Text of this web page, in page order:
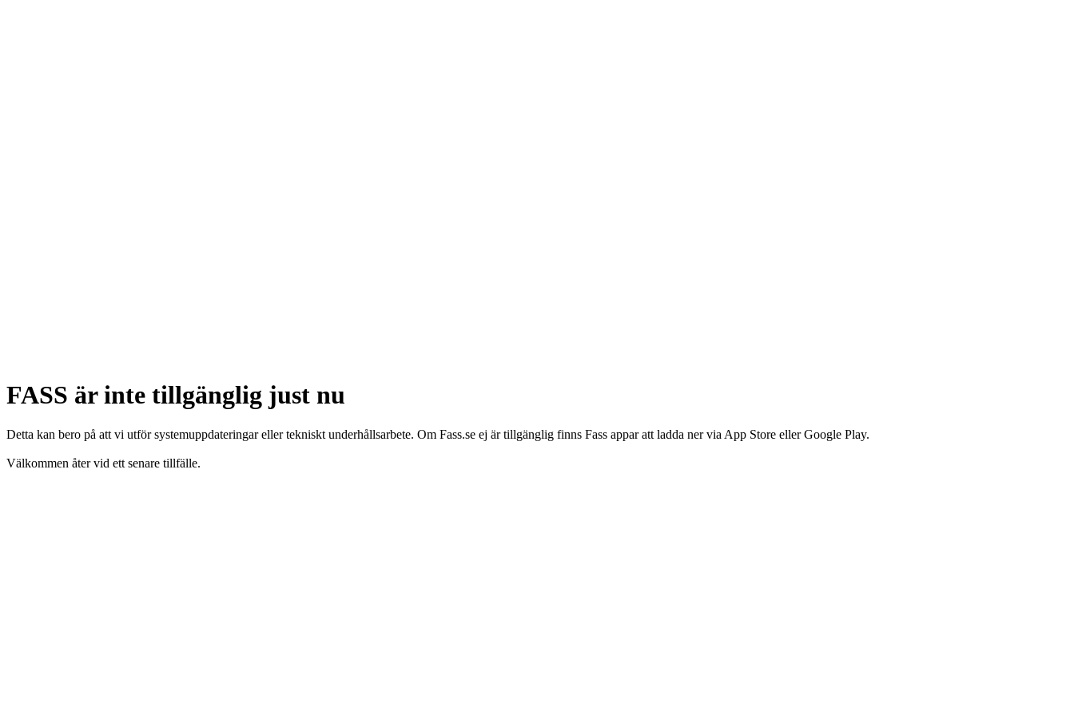
FASS är inte tillgänglig just nu
Detta kan bero på att vi utför systemuppdateringar eller tekniskt underhållsarbete. Om Fass.se ej är tillgänglig finns Fass appar att ladda ner via App Store eller Google Play.
Välkommen åter vid ett senare tillfälle.